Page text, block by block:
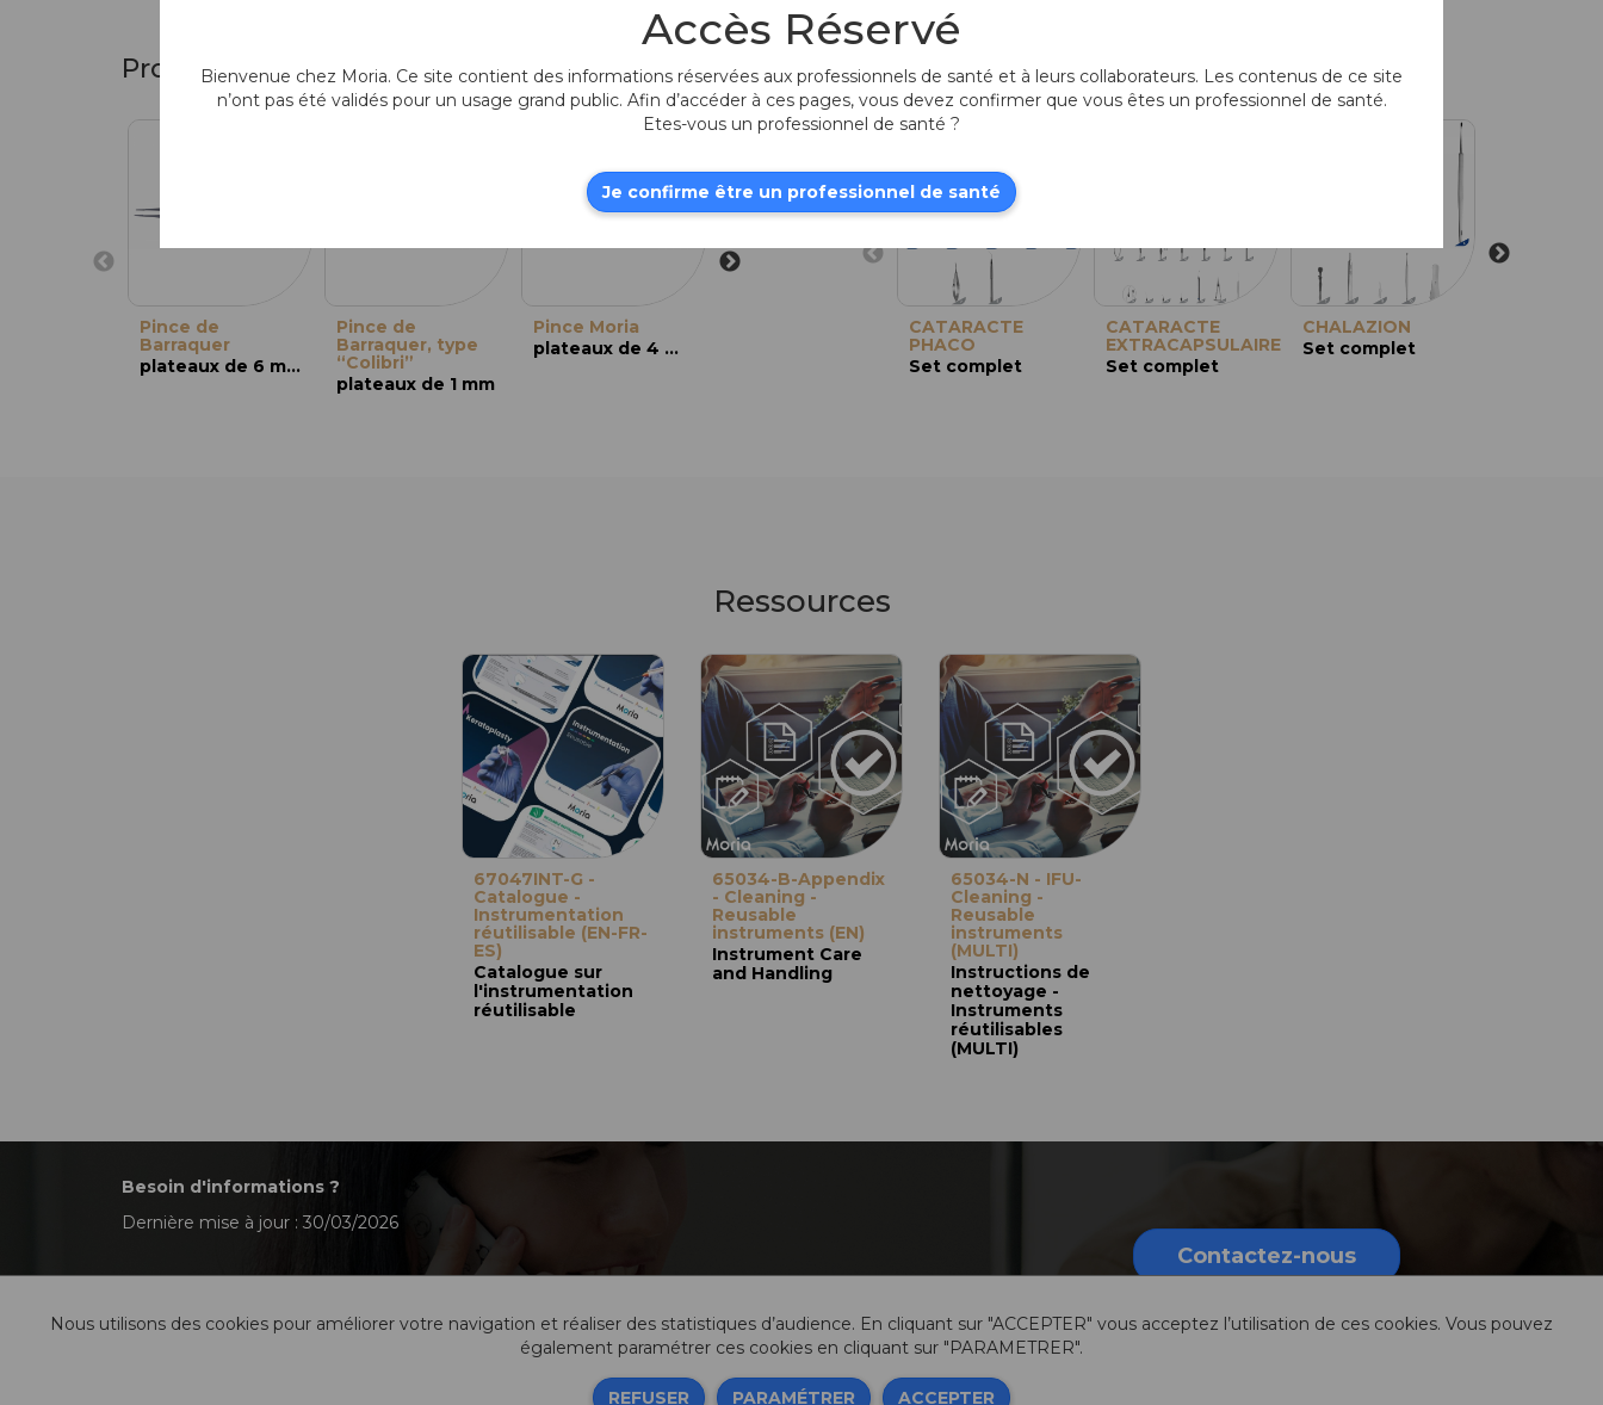
Produits similaires
Pince de
Barraquer
plateaux de 6 mm, droite
Pince de
Barraquer, type
“Colibri”
plateaux de 1 mm
Pince Moria
plateaux de 4 mm, droite
Pince de
Troutman
Pince Moria
plateaux de 7 mm, droite, 10/0
Pince de Moria
Produits fréquemment associés
CATARACTE
PHACO
Set complet
CATARACTE
EXTRACAPSULAIRE
Set complet
CHALAZION
Set complet
Ressources
67047INT-G -
Catalogue -
Instrumentation
réutilisable (EN-FR-
ES)
Catalogue sur
l'instrumentation
réutilisable
65034-B-Appendix
- Cleaning -
Reusable
instruments (EN)
Instrument Care
and Handling
65034-N - IFU-
Cleaning -
Reusable
instruments
(MULTI)
Instructions de
nettoyage -
Instruments
réutilisables
(MULTI)
Besoin d'informations ?
Dernière mise à jour : 30/03/2026
Contactez-nous
Nous utilisons des cookies pour améliorer votre navigation et réaliser des statistiques d’audience. En cliquant sur "ACCEPTER" vous acceptez l’utilisation de ces cookies. Vous pouvez
également paramétrer ces cookies en cliquant sur "PARAMETRER".
REFUSER PARAMÉTRER ACCEPTER
Accès Réservé
Bienvenue chez Moria. Ce site contient des informations réservées aux professionnels de santé et à leurs collaborateurs. Les contenus de ce site
n’ont pas été validés pour un usage grand public. Afin d’accéder à ces pages, vous devez confirmer que vous êtes un professionnel de santé.
Etes-vous un professionnel de santé ?
Je confirme être un professionnel de santé